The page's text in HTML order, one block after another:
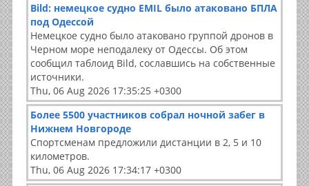
Bild: немецкое судно EMIL было атаковано БПЛА
под Одессой
Немецкое судно было атаковано группой дронов в
Черном море неподалеку от Одессы. Об этом
сообщил таблоид Bild, сославшись на собственные
источники.
Thu, 06 Aug 2026 17:35:25 +0300
Более 5500 участников собрал ночной забег в
Нижнем Новгороде
Спортсменам предложили дистанции в 2, 5 и 10
километров.
Thu, 06 Aug 2026 17:34:17 +0300